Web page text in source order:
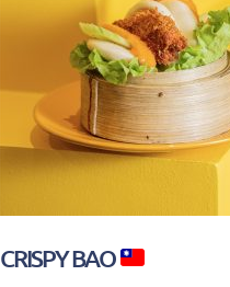
CRISPY BAO